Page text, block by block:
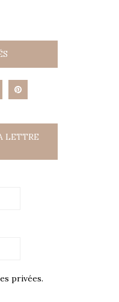
LETTRE
privées.